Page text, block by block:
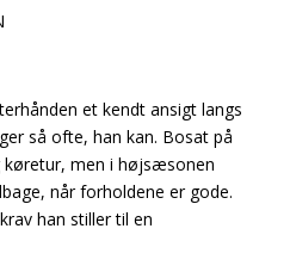
et kendt ansigt langs
så ofte, han kan. Bosat på
køretur, men i højsæsonen
når forholdene er gode.
han stiller til en